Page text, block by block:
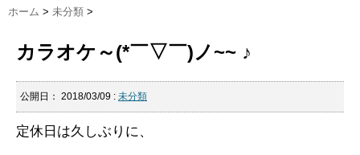
ホーム > 未分類 >
カラオケ～(*￣▽￣)ノ~~ ♪
公開日： 2018/03/09 : 未分類
定休日は久しぶりに、